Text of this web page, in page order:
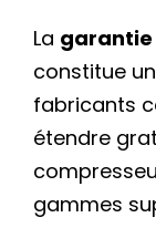
La garantie
constitue
fabricants
étendre
gammes